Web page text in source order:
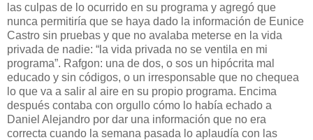
las culpas de lo ocurrido en su programa y agregó que
nunca permitiría que se haya dado la información de Eunice
Castro sin pruebas y que no avalaba meterse en la vida
privada de nadie: “la vida privada no se ventila en mi
programa”. Rafgon: una de dos, o sos un hipócrita mal
educado y sin códigos, o un irresponsable que no chequea
lo que va a salir al aire en su propio programa. Encima
después contaba con orgullo cómo lo había echado a
Daniel Alejandro por dar una información que no era
correcta cuando la semana pasada lo aplaudía con las